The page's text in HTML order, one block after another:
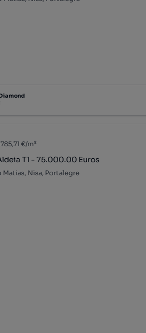
quadrado
€/m²
Casinha de Aldeia T1 - 75.000.00 Euros
Nisa, Portalegre
quadrado